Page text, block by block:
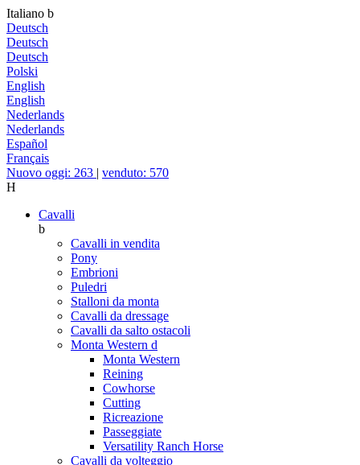
Italiano b
Deutsch
Deutsch
Deutsch
Polski
English
English
Nederlands
Nederlands
Español
Français
Nuovo oggi: 263 | venduto: 570
H
Cavalli
b
Cavalli in vendita
Pony
Embrioni
Puledri
Stalloni da monta
Cavalli da dressage
Cavalli da salto ostacoli
Monta Western d
Monta Western
Reining
Cowhorse
Cutting
Ricreazione
Passeggiate
Versatility Ranch Horse
Cavalli da volteggio